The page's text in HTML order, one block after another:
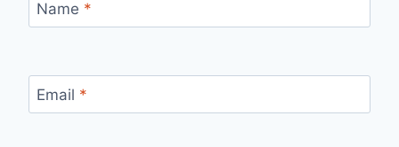
Name *
Email *